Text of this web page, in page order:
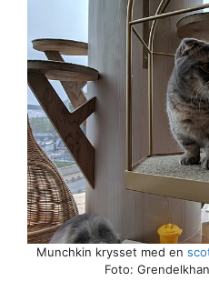
Munchkin krysset med en
Foto: